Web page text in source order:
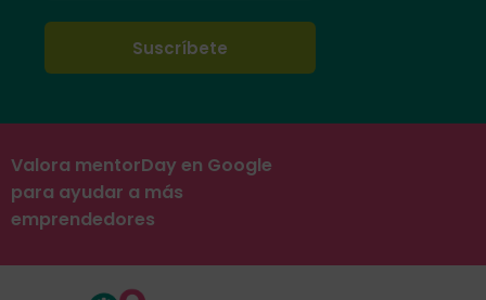
Valora mentorDay en Google
para ayudar a más
emprendedores